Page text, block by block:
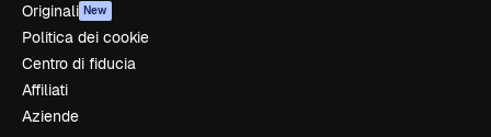
Originali New
Politica dei cookie
Centro di fiducia
Affiliati
Aziende